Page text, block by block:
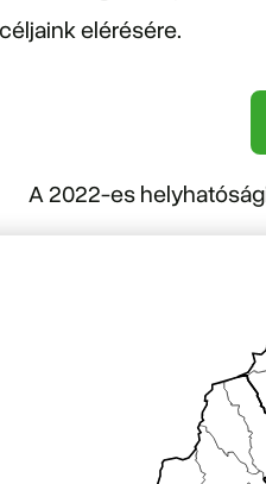
elérésére.
A 2022-es